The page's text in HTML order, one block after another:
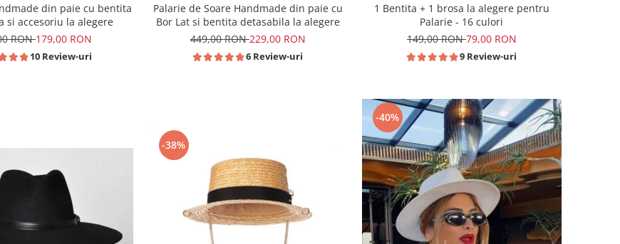
din paie cu bentita
si accesoriu la alegere
RON179,00 RON
10 Review-uri
Palarie de Soare Handmade din paie cu
Bor Lat si bentita detasabila la alegere
449,00 RON229,00 RON
6 Review-uri
1 Bentita + 1 brosa la alegere pentru
Palarie - 16 culori
149,00 RON79,00 RON
9 Review-uri
-38%
-40%